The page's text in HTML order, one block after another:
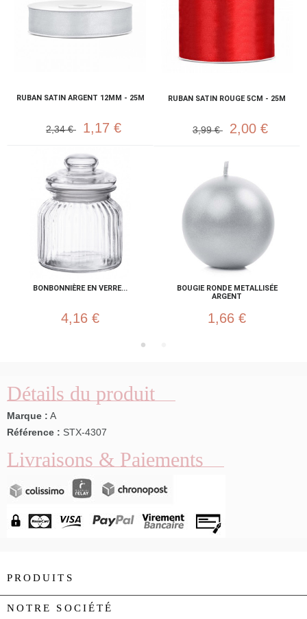
RUBAN SATIN ARGENT 12MM - 25M
2,34 € 1,17 €
RUBAN SATIN ROUGE 5CM - 25M
3,99 € 2,00 €
BONBONNIÈRE EN VERRE...
4,16 €
BOUGIE RONDE METALLISÉE
ARGENT
1,66 €
Détails du produit
Marque : A
Référence : STX-4307
Livraisons & Paiements
PRODUITS
NOTRE SOCIÉTÉ